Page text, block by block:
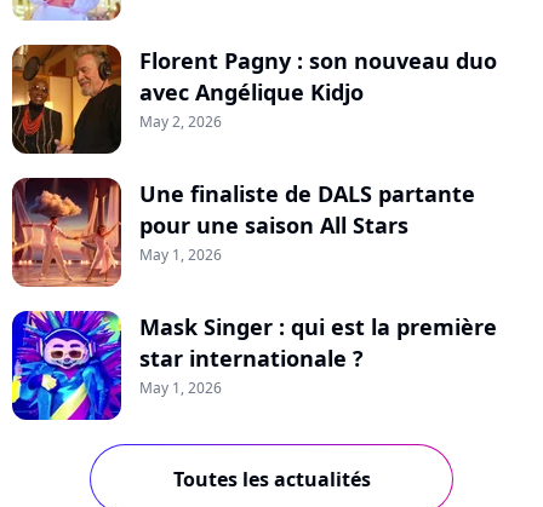
Florent Pagny : son nouveau duo
avec Angélique Kidjo
May 2, 2026
Une finaliste de DALS partante
pour une saison All Stars
May 1, 2026
Mask Singer : qui est la première
star internationale ?
May 1, 2026
Toutes les actualités